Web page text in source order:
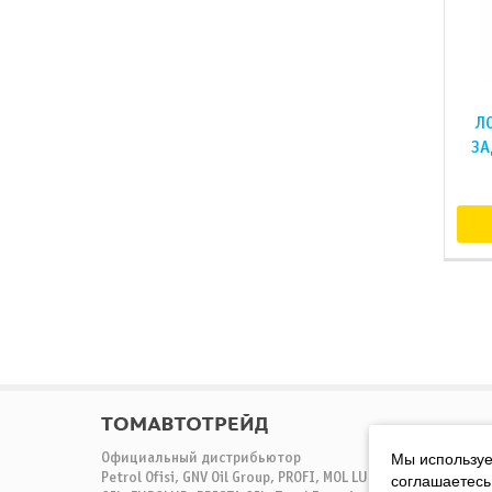
Официальный дистрибьютор
Petrol Ofisi, GNV Oil Group, PROFI, MOL LUB, COOLSTRAEM,
Мы